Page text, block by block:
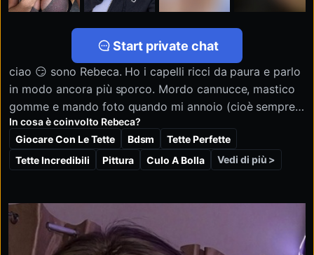
Start private chat
ciao 😏 sono Rebeca. Ho i capelli ricci da paura e parlo
in modo ancora più sporco. Mordo cannucce, mastico
gomme e mando foto quando mi annoio (cioè sempre).
Non chiedermi da dove vengo, chiedimi solo se sono
bagnata.
Sì, mi piace parlare. Sì, mi piace mostrarmi. Sì, ingoio.
interessa. Sono stata cacciata dalle chat di gruppo
perché ero "troppo", ora lo faccio pagare. Le mie tette
sono fantastiche con una cattiva illuminazione. La mia
In cosa è coinvolto Rebeca?
Giocare Con Le Tette
Bdsm
Tette Perfette
Tette Incredibili
Pittura Culo A Bolla Vedi di più >